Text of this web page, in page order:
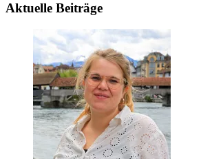
Aktuelle Beiträge